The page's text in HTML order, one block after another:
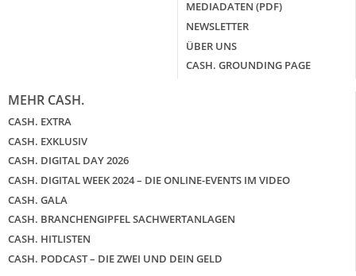
MEDIADATEN (PDF)
NEWSLETTER
ÜBER UNS
CASH. GROUNDING PAGE
MEHR CASH.
CASH. EXTRA
CASH. EXKLUSIV
CASH. DIGITAL DAY 2026
CASH. DIGITAL WEEK 2024 – DIE ONLINE-EVENTS IM VIDEO
CASH. GALA
CASH. BRANCHENGIPFEL SACHWERTANLAGEN
CASH. HITLISTEN
CASH. PODCAST – DIE ZWEI UND DEIN GELD